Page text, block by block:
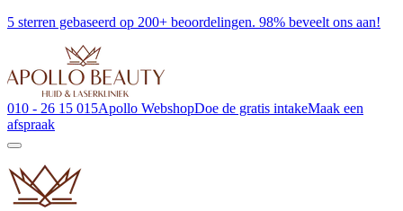
5 sterren gebaseerd op 200+ beoordelingen. 98% beveelt ons aan!
010 - 26 15 015Apollo WebshopDoe de gratis intakeMaak een
afspraak